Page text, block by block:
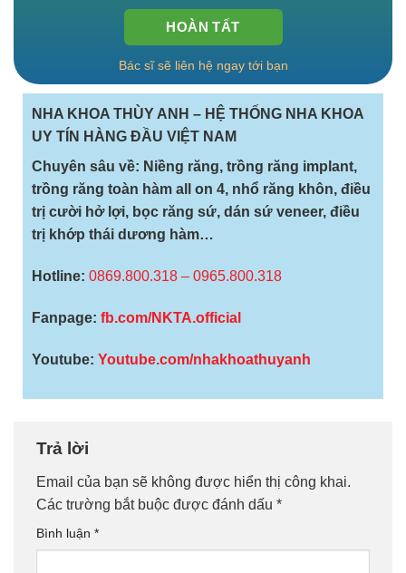
Bác sĩ sẽ liên hệ ngay tới bạn
NHA KHOA THÙY ANH – HỆ THỐNG NHA KHOA
UY TÍN HÀNG ĐẦU VIỆT NAM
‍‍Chuyên sâu về: Niềng răng, trồng răng implant,
trồng răng toàn hàm all on 4, nhổ răng khôn, điều
trị cười hở lợi, bọc răng sứ, dán sứ veneer, điều
trị khớp thái dương hàm…
Hotline: 0869.800.318 – 0965.800.318
Fanpage: fb.com/NKTA.official
Youtube: Youtube.com/nhakhoathuyanh
Trả lời
Email của bạn sẽ không được hiển thị công khai.
Các trường bắt buộc được đánh dấu *
Bình luận *